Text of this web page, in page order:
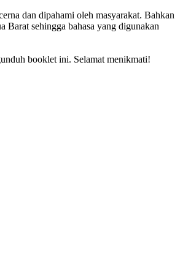
dan dipahami oleh masyarakat. Bahkan
Barat sehingga bahasa yang digunakan
booklet ini. Selamat menikmati!